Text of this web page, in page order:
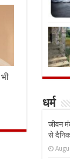
धर्म
जीवन
से